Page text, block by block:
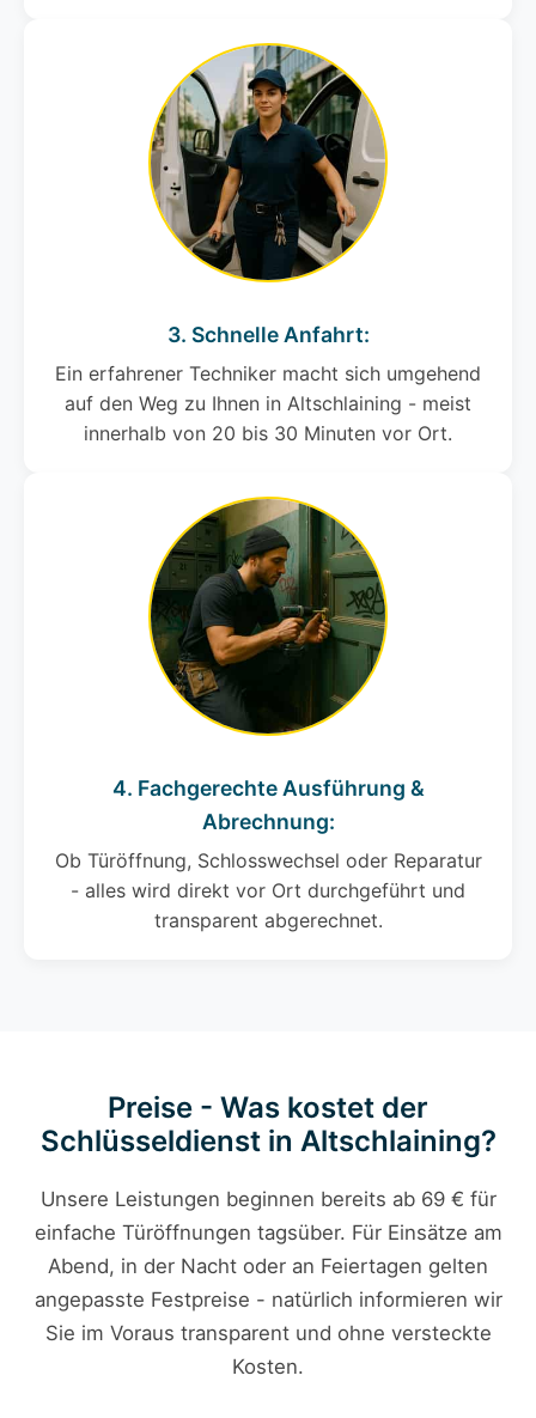
3. Schnelle Anfahrt:
Ein erfahrener Techniker macht sich umgehend
auf den Weg zu Ihnen in Altschlaining - meist
innerhalb von 20 bis 30 Minuten vor Ort.
4. Fachgerechte Ausführung &
Abrechnung:
Ob Türöffnung, Schlosswechsel oder Reparatur
- alles wird direkt vor Ort durchgeführt und
transparent abgerechnet.
Preise - Was kostet der
Schlüsseldienst in Altschlaining?
Unsere Leistungen beginnen bereits ab 69 € für
einfache Türöffnungen tagsüber. Für Einsätze am
Abend, in der Nacht oder an Feiertagen gelten
angepasste Festpreise - natürlich informieren wir
Sie im Voraus transparent und ohne versteckte
Kosten.